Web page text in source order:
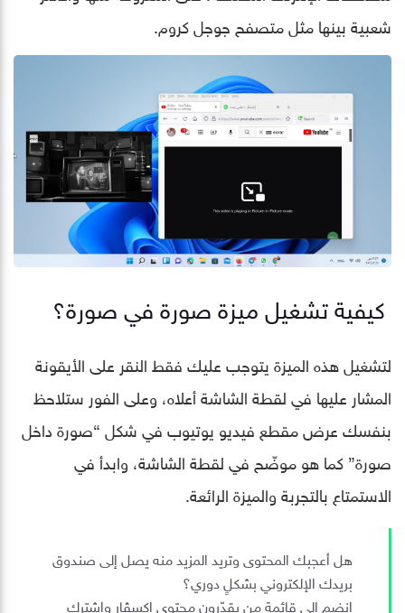
شعبية بينها مثل متصفح جوجل كروم.
كيفية تشغيل ميزة صورة في صورة؟
لتشغيل هذه الميزة يتوجب عليك فقط النقر على الأيقونة
المشار عليها في لقطة الشاشة أعلاه، وعلى الفور ستلاحظ
بنفسك عرض مقطع فيديو يوتيوب في شكل “صورة داخل
صورة” كما هو موضّح في لقطة الشاشة، وابدأ في
الاستمتاع بالتجربة والميزة الرائعة.
هل أعجبك المحتوى وتريد المزيد منه يصل إلى صندوق
بريدك الإلكتروني بشكلٍ دوري؟
انضم إلى قائمة من يقدّرون محتوى إكسڤار واشترك